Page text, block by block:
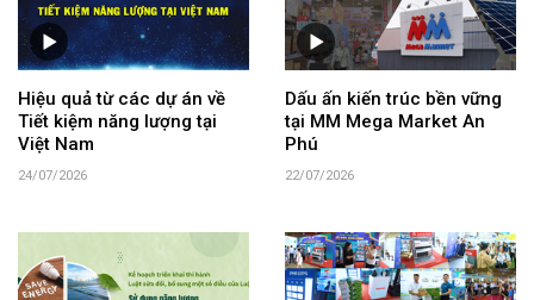
Hiệu quả từ các dự án về
Tiết kiệm năng lượng tại
Việt Nam
24/07/2026
Dấu ấn kiến trúc bền vững
tại MM Mega Market An
Phú
22/07/2026